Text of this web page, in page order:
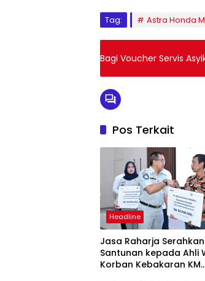
Tag: Astra Honda
Bagi Voucher Servis
Pos Terkait
Headline
Jasa Raharja Serahkan
Santunan kepada Ahli
Korban Kebakaran KM